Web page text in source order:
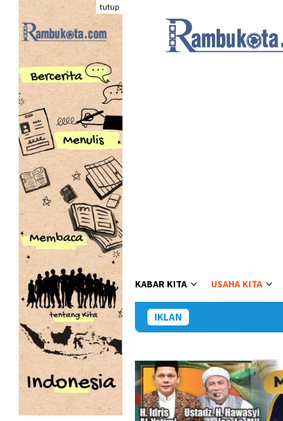
Loncat
konten
tutup
KABAR KITA USAHA KITA
IKLAN